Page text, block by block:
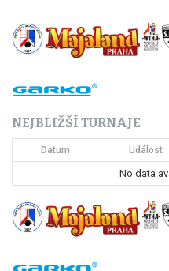
NEJBLIŽŠÍ TURNAJE
Datum Událost
No data